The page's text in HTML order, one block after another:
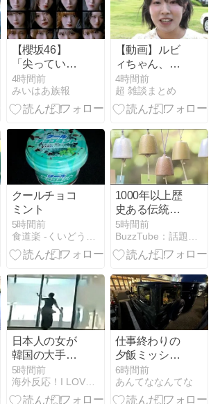
【櫻坂46】
「尖ってい
て...」メンバ
ーの意外な友
達事情が明ら
4時間前
みいはあ族報
【動画】ルビ
ィちゃん、浜
田雅功に首を
絞められたせ
いで段々おか
える
4時間前
超 雑談まとめ
クールチョコ
ミント
5時間前
1000年以上歴
史ある伝統工
芸品の風鈴 涼
やかな音でひ
とときの涼 栃
(2026年8月9
日)
5時間前
日本人の女が
韓国の大手芸
能事務所を襲
撃して逮捕さ
れる！ 韓国の
5時間前
海外反応！I LOVE JAPAN
仕事終わりの
夕飯ミッショ
ン〜気に入っ
ちゃった
6時間前
あんてななんてな